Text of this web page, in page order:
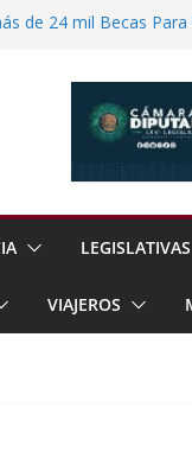
de 24 mil Becas
Mujeres Bienestar a
LEGISLATIVAS
VIAJEROS